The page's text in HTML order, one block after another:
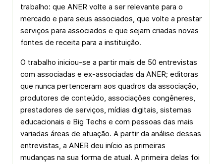
trabalho: que ANER volte a ser relevante para o
mercado e para seus associados, que volte a prestar
serviços para associados e que sejam criadas novas
fontes de receita para a instituição.
O trabalho iniciou-se a partir mais de 50 entrevistas
com associadas e ex-associadas da ANER; editoras
que nunca pertenceram aos quadros da associação,
produtores de conteúdo, associações congêneres,
prestadores de serviços, mídias digitais, sistemas
educacionais e Big Techs e com pessoas das mais
variadas áreas de atuação. A partir da análise dessas
entrevistas, a ANER deu início as primeiras
mudanças na sua forma de atual. A primeira delas foi